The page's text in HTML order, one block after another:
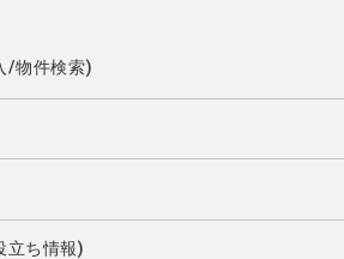
/物件検索)
立ち情報)